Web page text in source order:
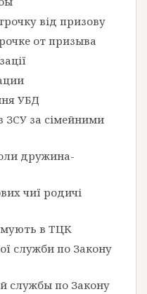
від призову
от призыва
УБД
ЗСУ за сімейними
дружина-
чиї родичі
в ТЦК
служби по Закону
службы по Закону